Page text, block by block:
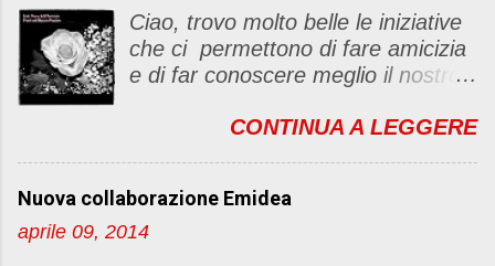
c
o
m
m
t
o
Ciao, trovo molto belle le iniziative
che ci permettono di fare amicizia
e di far conoscere meglio il nostro
un "party" dell'amicizia .... Mi
post, ma anche di sentimenti ed
emozioni. Non siete obbligate a
CONTINUA A LEGGERE
Nuova collaborazione Emidea
aprile 09, 2014